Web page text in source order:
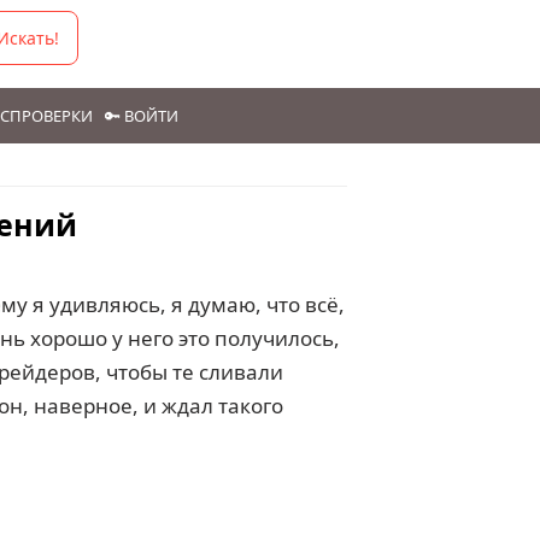
🔑 ВОЙТИ
я удивляюсь, я думаю, что всё,
хорошо у него это получилось,
чтобы те сливали
наверное, и ждал такого